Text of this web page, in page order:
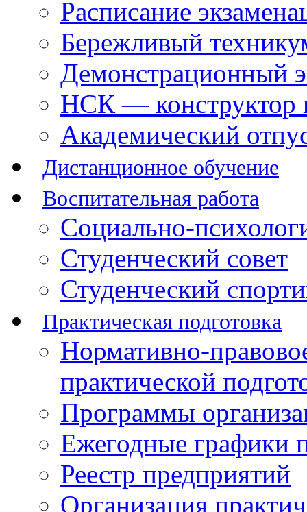
Расписание
Бережливый
Демонстрационный
НСК — конструктор
Академический
Дистанционное обучение
Воспитательная работа
Социально-
Студенческий совет
Студенческий
Практическая подготовка
Нормативно-
практической
Программы
Ежегодные графики
Реестр предприятий
Организация